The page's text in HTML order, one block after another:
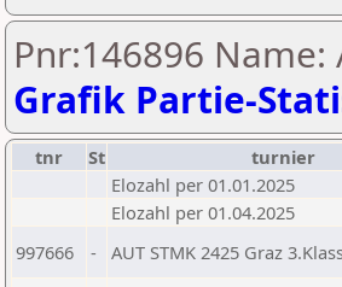
Pnr:146896
Grafik Partie-
tnr St turnier
Elozahl per 01.01.2025
Elozahl per 01.04.2025
997666
- AUT STMK 2425 Graz